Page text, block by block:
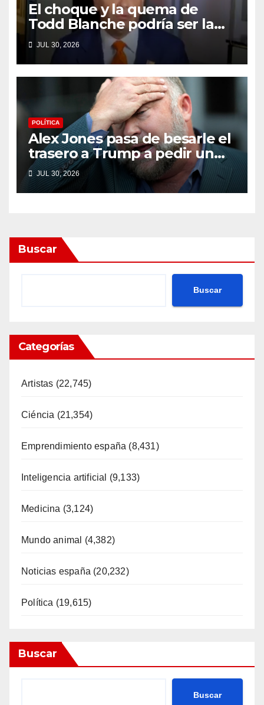
El choque y la quema de
Todd Blanche podría ser la
máxima humillación de
Trump
JUL 30, 2026
POLÍTICA
Alex Jones pasa de besarle el
trasero a Trump a pedir un
impeachment
JUL 30, 2026
Buscar
Buscar
Categorías
Artistas (22,745)
Ciéncia (21,354)
Emprendimiento españa (8,431)
Inteligencia artificial (9,133)
Medicina (3,124)
Mundo animal (4,382)
Noticias españa (20,232)
Política (19,615)
Buscar
Buscar